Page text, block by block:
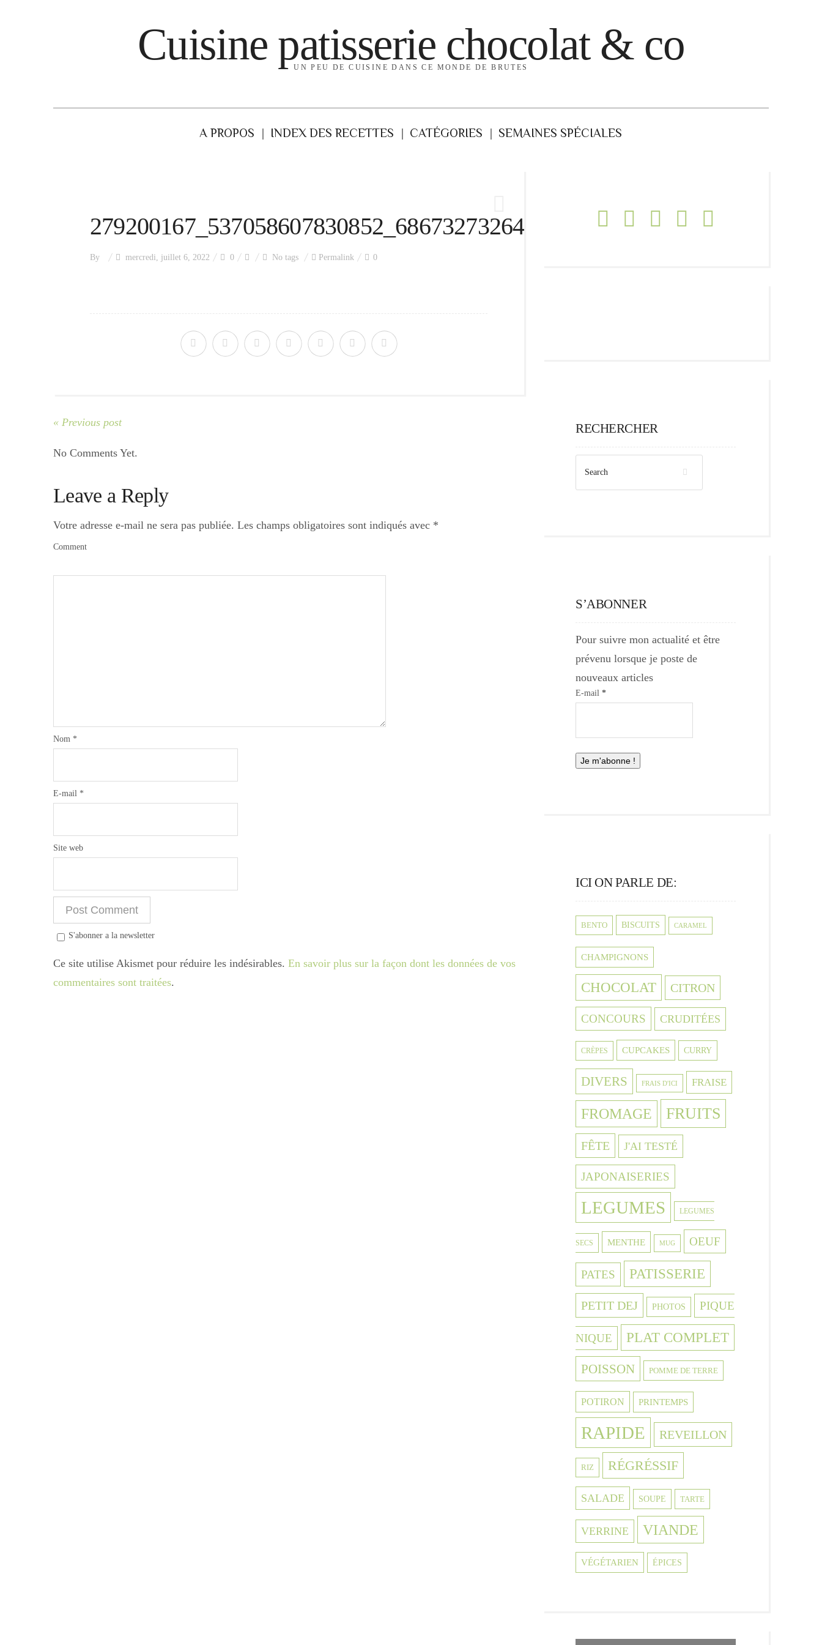
Cuisine patisserie chocolat & co
UN PEU DE CUISINE DANS CE MONDE DE BRUTES
A PROPOS INDEX DES RECETTES CATÉGORIES SEMAINES SPÉCIALES
279200167_537058607830852_6867327326494989453_n
By mercredi, juillet 6, 2022 0 No tags Permalink 0
« Previous post
No Comments Yet.
Leave a Reply
Votre adresse e-mail ne sera pas publiée. Les champs obligatoires sont indiqués avec *
Comment
Nom *
E-mail *
Site web
S'abonner a la newsletter
Ce site utilise Akismet pour réduire les indésirables. En savoir plus sur la façon dont les données de vos
commentaires sont traitées.
RECHERCHER
S’ABONNER
Pour suivre mon actualité et être
prévenu lorsque je poste de
nouveaux articles
E-mail *
ICI ON PARLE DE:
BENTO BISCUITS CARAMEL
CHAMPIGNONS
CHOCOLAT CITRON
CONCOURS CRUDITÉES
CRÈPES CUPCAKES CURRY
DIVERS FRAIS D'ICI FRAISE
FROMAGE FRUITS
FÊTE J'AI TESTÉ
JAPONAISERIES
LEGUMES LEGUMES
SECS MENTHE MUG OEUF
PATES PATISSERIE
PETIT DEJ PHOTOS PIQUE
NIQUE PLAT COMPLET
POISSON POMME DE TERRE
POTIRON PRINTEMPS
RAPIDE REVEILLON
RIZ RÉGRÉSSIF
SALADE SOUPE TARTE
VERRINE VIANDE
VÉGÉTARIEN ÉPICES